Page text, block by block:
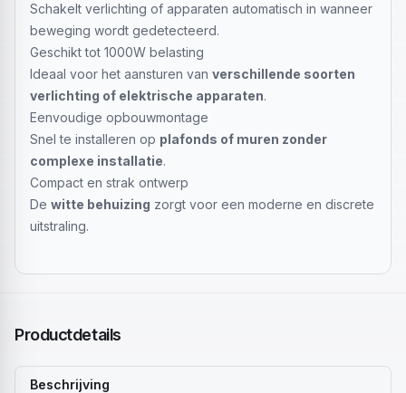
Schakelt verlichting of apparaten automatisch in wanneer
beweging wordt gedetecteerd.
Geschikt tot 1000W belasting
Ideaal voor het aansturen van verschillende soorten
verlichting of elektrische apparaten.
Eenvoudige opbouwmontage
Snel te installeren op plafonds of muren zonder
complexe installatie.
Compact en strak ontwerp
De witte behuizing zorgt voor een moderne en discrete
uitstraling.
Productdetails
Beschrijving